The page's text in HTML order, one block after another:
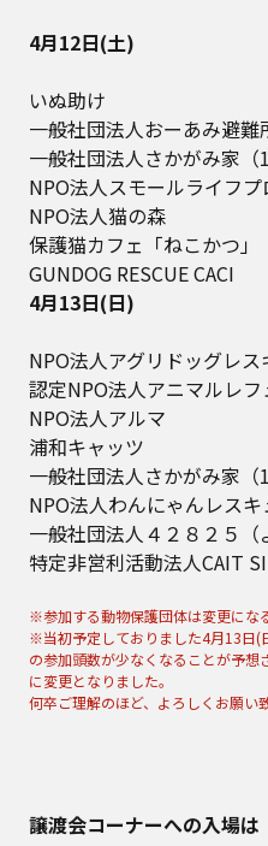
4月12日(土)
いぬ助け
一般社団法人おーあみ避難
一般社団法人さかがみ家（
NPO法人スモールライフ
NPO法人猫の森
保護猫カフェ「ねこかつ」
GUNDOG RESCUE CACI
4月13日(日)
NPO法人アグリドッグレス
認定NPO法人アニマルレ
NPO法人アルマ
浦和キャッツ
一般社団法人さかがみ家（
NPO法人わんにゃんレスキ
一般社団法人４２８２５（
特定非営利活動法人CAIT
※参加する動物保護団体は変更にな
※当初予定しておりました4月13日(
の参加頭数が少なくなることが予想
に変更となりました。
何卒ご理解のほど、よろしくお願い
譲渡会コーナーへの入場は